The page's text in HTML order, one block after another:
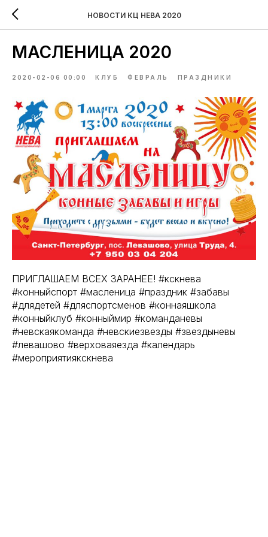
НОВОСТИ КЦ НЕВА 2020
МАСЛЕНИЦА 2020
2020-02-06 00:00 КЛУБ ФЕВРАЛЬ ПРАЗДНИКИ
ПРИГЛАШАЕМ ВСЕХ ЗАРАНЕЕ! #кскнева
#конныйспорт #масленица #праздник #забавы
#длядетей #дляспортсменов #коннаяшкола
#конныйклуб #конныймир #команданевы
#невскаякоманда #невскиезвезды #звездыневы
#левашово #верховаяезда #календарь
#мероприятиякскнева